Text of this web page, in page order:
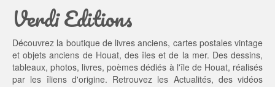
t :
5,
0
0 €.
Verdi Editions
Découvrez la boutique de livres anciens, cartes postales vintage
et objets anciens de Houat, des îles et de la mer. Des dessins,
tableaux, photos, livres, poèmes dédiés à l'île de Houat, réalisés
par les îliens d'origine. Retrouvez les Actualités, des vidéos